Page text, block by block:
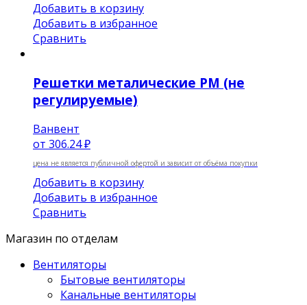
Добавить в корзину
Добавить в избранное
Сравнить
Решетки металические РМ (не
регулируемые)
Ванвент
от 306.24 ₽
цена не является публичной офертой и зависит от объёма покупки
Добавить в корзину
Добавить в избранное
Сравнить
Магазин по отделам
Вентиляторы
Бытовые вентиляторы
Канальные вентиляторы